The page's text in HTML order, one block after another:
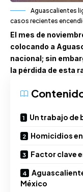
Aguascalientes
casos recientes
El mes de
colocando a
nacional; sin
la pérdida de esta
Un trabajo de
Homicidios
Factor clave
México